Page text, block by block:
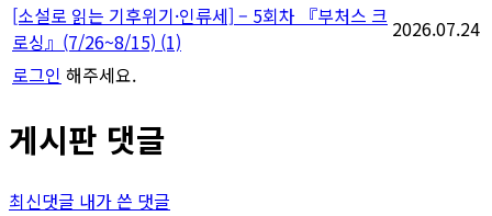
[소설로 읽는 기후위기·인류세] – 5회차 『부처스 크
로싱』(7/26~8/15) (1)
2026.07.24
로그인 해주세요.
게시판 댓글
최신댓글 내가 쓴 댓글